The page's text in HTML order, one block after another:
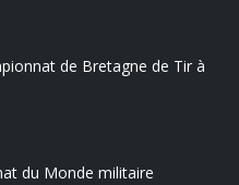
de Bretagne de Tir à
du Monde militaire